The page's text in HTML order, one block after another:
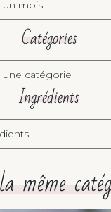
Catégories
Ingrédients
même